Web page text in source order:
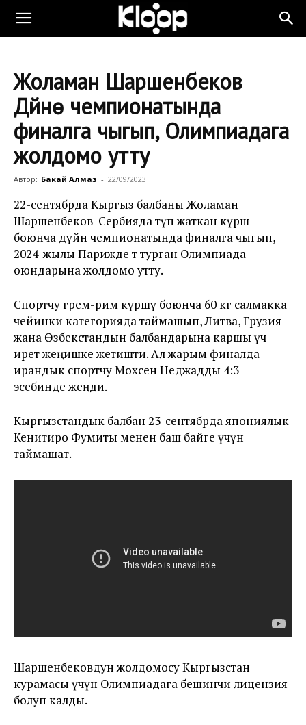
Жоламан Шаршенбеков
Дүйнө чемпионатында
финалга чыгып, Олимпиадага
жолдомо утту
Автор: Бакай Алмаз - 22/09/2023
22-сентябрда Кыргыз балбаны Жоламан
Шаршенбеков Сербияда өтүп жаткан күрөш
боюнча дүйнө чемпионатында финалга чыгып,
2024-жылы Парижде өтө турган Олимпиада
оюндарына жолдомо утту.
Спортчу грем-рим күрөшү боюнча 60 кг салмакка
чейинки категорияда таймашып, Литва, Грузия
жана Өзбекстандын балбандарына каршы үч
ирет жеңишке жетишти. Алжарым финалда
ирандык спортчу Мохсен Неджадды 4:3
эсебинде жеңди.
Кыргызстандык балбан 23-сентябрда япониялык
Кенитиро Фумиты менен баш байге үчүн
таймашат.
Шаршенбековдун жолдомосу Кыргызстан
курамасы үчүн Олимпиадага бешинчи лицензия
болуп калды.